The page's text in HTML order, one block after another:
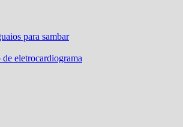
para sambar
eletrocardiograma